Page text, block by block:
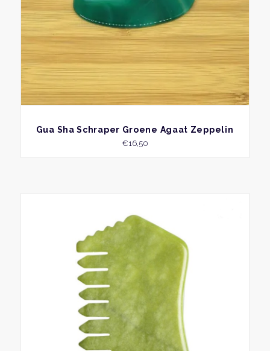
BEKIJK
Gua Sha Schraper Groene Agaat Zeppelin
€16,50